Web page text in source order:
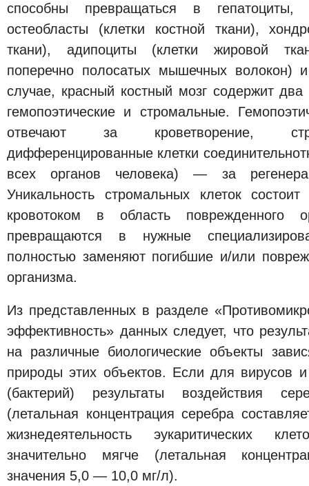
способны превращаться в
остеобласты (клетки костной ткани),
ткани), адипоциты (клетки жировой
поперечно полосатых мышечных
случае, красный костный мозг содержит
гемопоэтические и стромальные.
отвечают за кроветворение,
дифференцированные клетки
всех органов человека) — за
Уникальность стромальных клеток
кровотоком в область поврежденного
превращаются в нужные
полностью заменяют погибшие и/или
организма.
Из представленных в разделе
эффективность» данных следует, что
на различные биологические объекты
природы этих объектов. Если для вирусов и
(бактерий) результаты воздействия
(летальная концентрация серебра
жизнедеятельность эукаритических
значительно мягче (летальная
значения 5,0 — 10,0 мг/л).